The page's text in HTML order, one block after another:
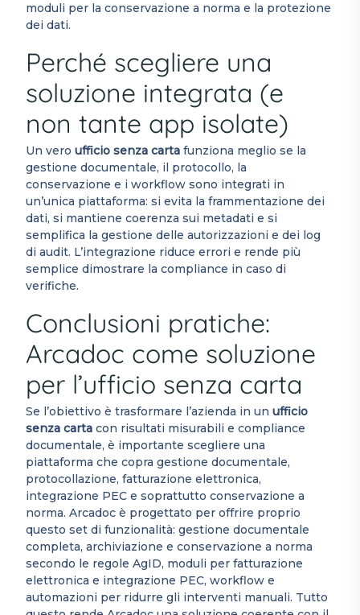
moduli per la conservazione a norma e la protezione
dei dati.
Perché scegliere una
soluzione integrata (e
non tante app isolate)
Un veroufficio senza carta funziona meglio se la
gestione documentale, il protocollo, la
conservazione e i workflow sono integrati in
un’unica piattaforma: si evita la frammentazione dei
dati, si mantiene coerenza sui metadati e si
semplifica la gestione delle autorizzazioni e dei log
di audit. L’integrazione riduce errori e rende più
semplice dimostrare la compliance in caso di
verifiche.
Conclusioni pratiche:
Arcadoc come soluzione
per l’ufficio senza carta
Se l’obiettivo è trasformare l’azienda in unufficio
senza carta con risultati misurabili e compliance
documentale, è importante scegliere una
piattaforma che copra gestione documentale,
protocollazione, fatturazione elettronica,
integrazione PEC e soprattutto conservazione a
norma. Arcadoc è progettato per offrire proprio
questo set di funzionalità: gestione documentale
completa, archiviazione e conservazione a norma
secondo le regole AgID, moduli per fatturazione
elettronica e integrazione PEC, workflow e
automazioni per ridurre gli interventi manuali. Tutto